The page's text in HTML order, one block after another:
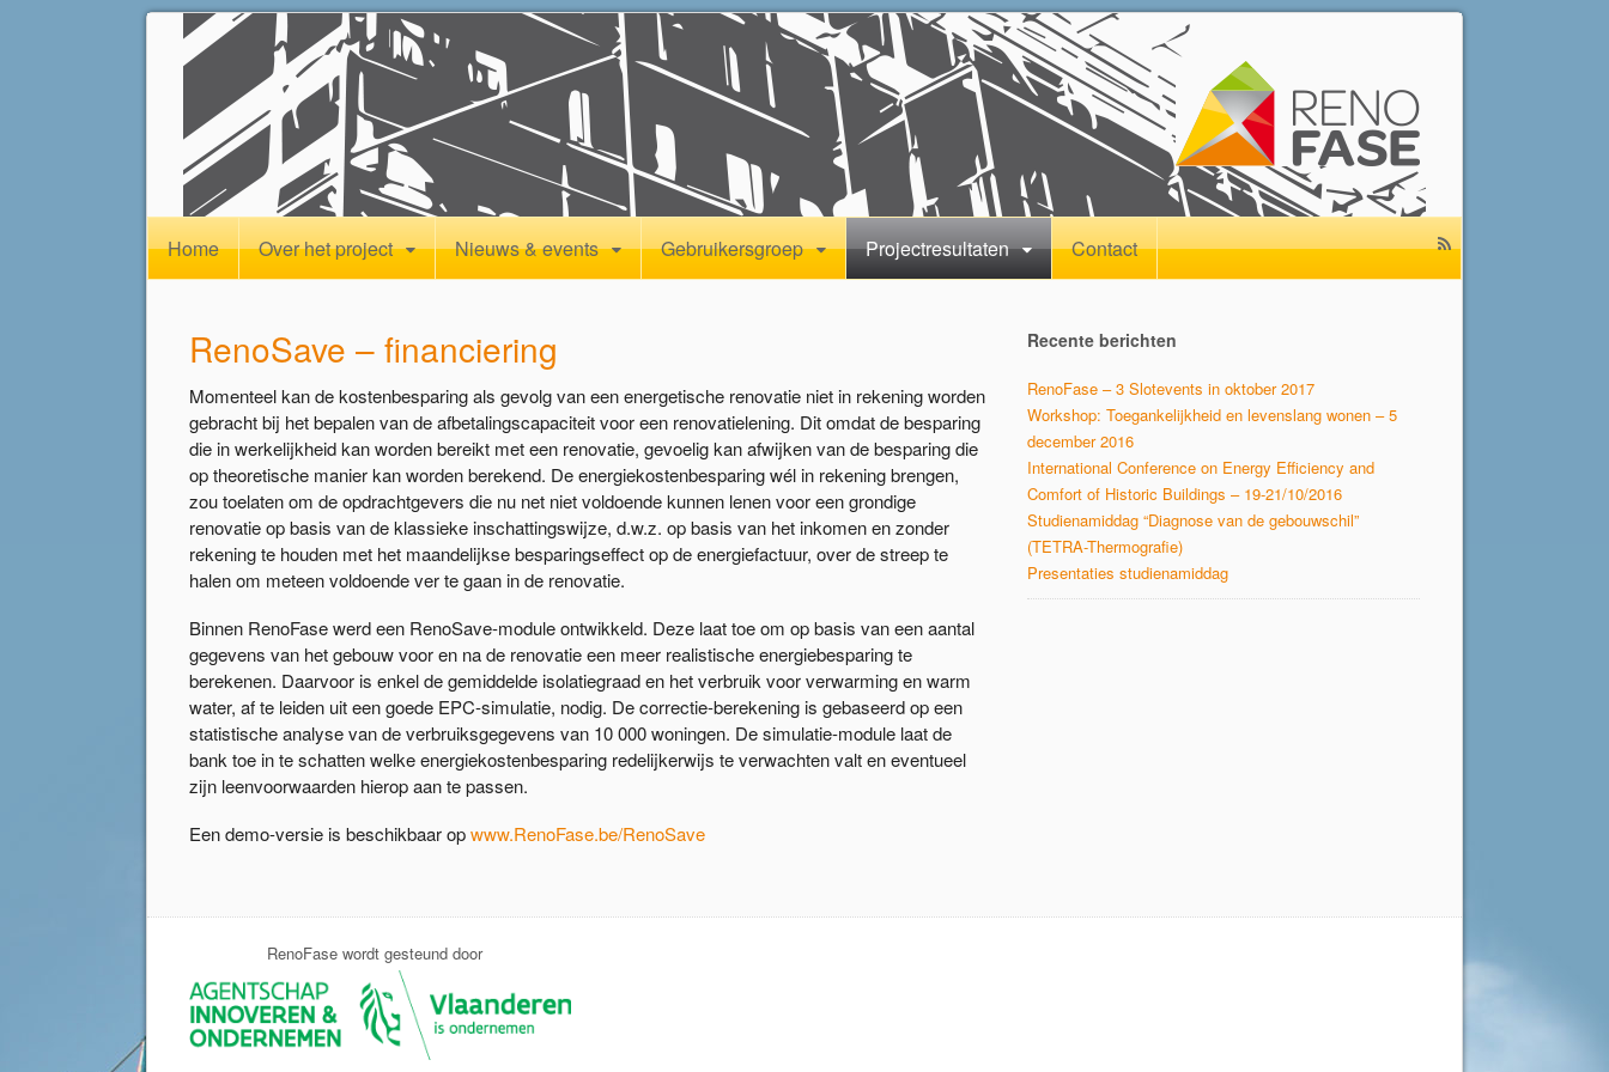
Home Over het project Nieuws & events Gebruikersgroep Projectresultaten Contact
RenoSave – financiering
Momenteel kan de kostenbesparing als gevolg van een energetische renovatie niet in rekening worden
gebracht bij het bepalen van de afbetalingscapaciteit voor een renovatielening. Dit omdat de besparing
die in werkelijkheid kan worden bereikt met een renovatie, gevoelig kan afwijken van de besparing die
op theoretische manier kan worden berekend. De energiekostenbesparing wél in rekening brengen,
zou toelaten om de opdrachtgevers die nu net niet voldoende kunnen lenen voor een grondige
renovatie op basis van de klassieke inschattingswijze, d.w.z. op basis van het inkomen en zonder
rekening te houden met het maandelijkse besparingseffect op de energiefactuur, over de streep te
halen om meteen voldoende ver te gaan in de renovatie.
Binnen RenoFase werd een RenoSave-module ontwikkeld. Deze laat toe om op basis van een aantal
gegevens van het gebouw voor en na de renovatie een meer realistische energiebesparing te
berekenen. Daarvoor is enkel de gemiddelde isolatiegraad en het verbruik voor verwarming en warm
water, af te leiden uit een goede EPC-simulatie, nodig. De correctie-berekening is gebaseerd op een
statistische analyse van de verbruiksgegevens van 10 000 woningen. De simulatie-module laat de
bank toe in te schatten welke energiekostenbesparing redelijkerwijs te verwachten valt en eventueel
zijn leenvoorwaarden hierop aan te passen.
Een demo-versie is beschikbaar opwww.RenoFase.be/RenoSave
Recente berichten
RenoFase – 3 Slotevents in oktober 2017
Workshop: Toegankelijkheid en levenslang wonen – 5
december 2016
International Conference on Energy Efficiency and
Comfort of Historic Buildings – 19-21/10/2016
Studienamiddag “Diagnose van de gebouwschil”
(TETRA-Thermografie)
Presentaties studienamiddag
RenoFase wordt gesteund door